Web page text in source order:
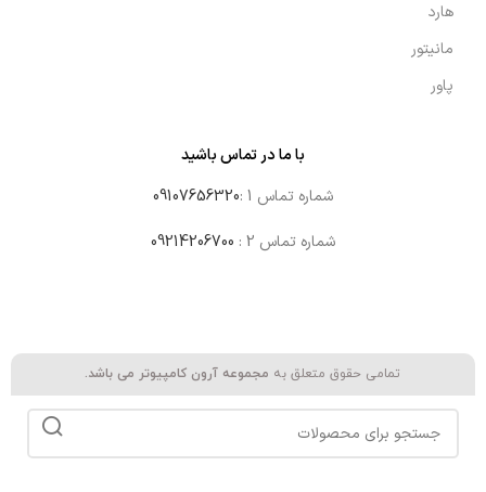
هارد
مانیتور
پاور
با ما در تماس باشید
شماره تماس 1 :
09107656320
شماره تماس 2 :
تمامی حقوق متعلق به مجموعه آرون کامپیوتر می باشد.